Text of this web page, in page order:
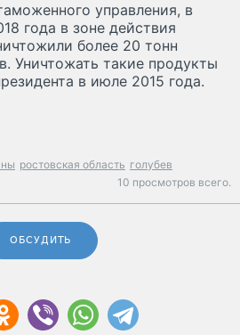
управления, в
года в зоне действия
более 20 тонн
Уничтожать такие продукты
в июле 2015 года.
ростовская область голубев
10 просмотров всего.
ОБСУДИТЬ